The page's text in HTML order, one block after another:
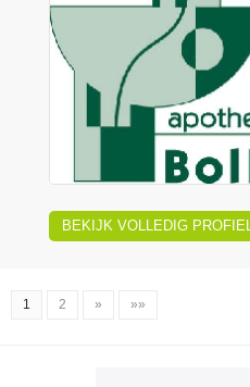
BEKIJK VOLLEDIG PROFIEL
1 2 » »»